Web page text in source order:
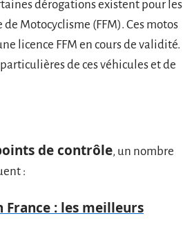
dérogations existent pour les
Motocyclisme (FFM). Ces motos
licence FFM en cours de validité.
de ces véhicules et de
de contrôle, un nombre
:
France : les meilleurs